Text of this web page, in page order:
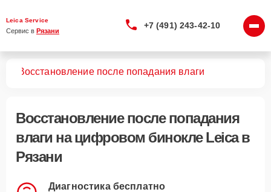
Leica Service
Сервис в Рязани
+7 (491) 243-42-10
Восстановление после попадания влаги
Восстановление после попадания
влаги на цифровом бинокле Leica в
Рязани
Диагностика бесплатно